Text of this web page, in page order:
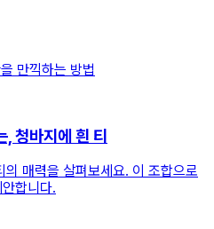
청바지에 흰 티
매력을 살펴보세요. 이 조합으로
합니다.